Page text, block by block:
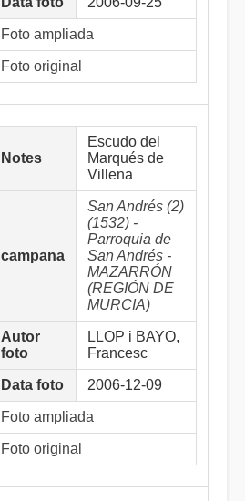
Foto ampliada
Foto original
Notes
Escudo del
Marqués de
Villena
campana
San Andrés (2)
(1532) -
Parroquia de
San Andrés -
MAZARRÓN
(REGIÓN DE
MURCIA)
Autor
foto
LLOP i BAYO,
Francesc
Data foto 2006-12-09
Foto ampliada
Foto original